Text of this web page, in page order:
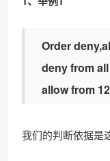
Order
deny from all
allow from
我们的判断依据是